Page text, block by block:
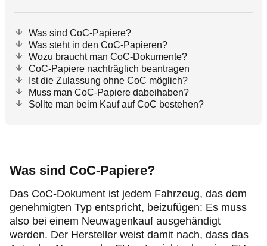
Was sind CoC-Papiere?
Was steht in den CoC-Papieren?
Wozu braucht man CoC-Dokumente?
CoC-Papiere nachträglich beantragen
Ist die Zulassung ohne CoC möglich?
Muss man CoC-Papiere dabeihaben?
Sollte man beim Kauf auf CoC bestehen?
Was sind CoC-Papiere?
Das CoC-Dokument ist jedem Fahrzeug, das dem
genehmigten Typ entspricht, beizufügen: Es muss
also bei einem Neuwagenkauf ausgehändigt
werden. Der Hersteller weist damit nach, dass das